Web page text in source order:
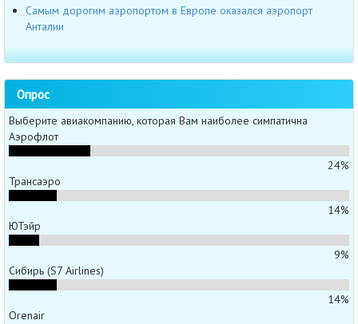
Самым дорогим аэропортом в Европе оказался аэропорт
Анталии
Опрос
Выберите авиакомпанию, которая Вам наиболее симпатична
Аэрофлот
24%
Трансаэро
14%
ЮТэйр
9%
Сибирь (S7 Airlines)
14%
Orenair